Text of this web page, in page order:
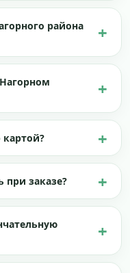
района
заказе?